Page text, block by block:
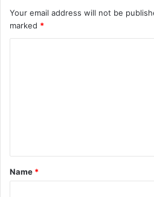
Your email address will not be
marked *
Name *